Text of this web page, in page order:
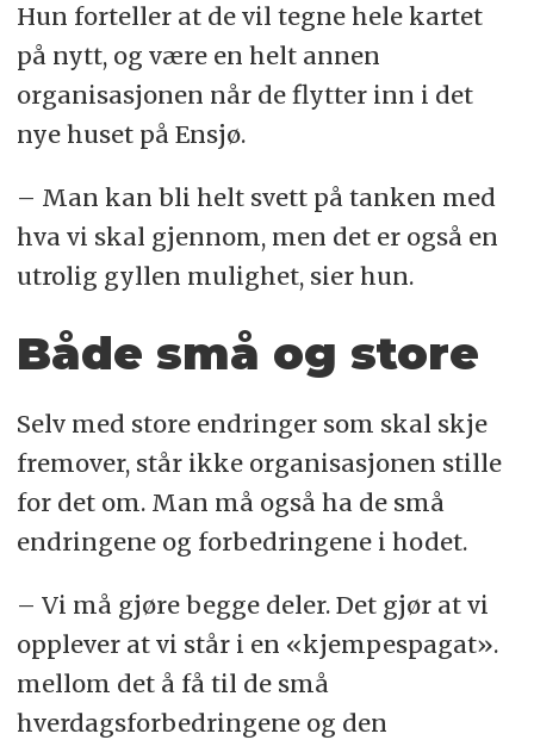
Hun forteller at de vil tegne hele kartet
på nytt, og være en helt annen
organisasjonen når de flytter inn i det
nye huset på Ensjø.
– Man kan bli helt svett på tanken med
hva vi skal gjennom, men det er også en
utrolig gyllen mulighet, sier hun.
Både små og store
Selv med store endringer som skal skje
fremover, står ikke organisasjonen stille
for det om. Man må også ha de små
endringene og forbedringene i hodet.
– Vi må gjøre begge deler. Det gjør at vi
opplever at vi står i en «kjempespagat».
mellom det å få til de små
hverdagsforbedringene og den